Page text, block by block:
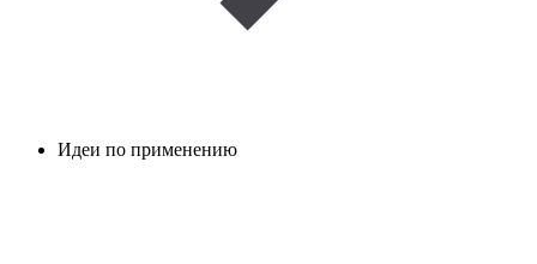
Идеи по применению